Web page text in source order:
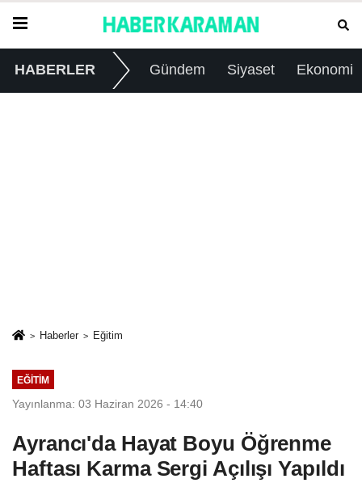
HABERLER Gündem Siyaset Ekonomi
Haberler Eğitim
EĞITIM
Yayınlanma: 03 Haziran 2026 - 14:40
Ayrancı'da Hayat Boyu Öğrenme
Haftası Karma Sergi Açılışı Yapıldı